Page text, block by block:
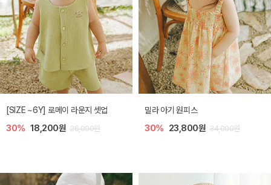
엘리오 아기 블라우스
40% 16,200원 27,000원
엘로디 니트 아기 뷔스티에
40% 16,200원 27,000원